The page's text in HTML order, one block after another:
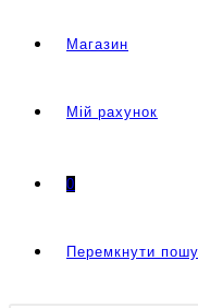
Магазин
Мій рахунок
0
Перемкнути